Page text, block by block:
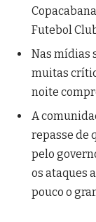
Futebol
Nas mídias
muitas
noite
A
repasse de
pelo
os ataques
pouco o